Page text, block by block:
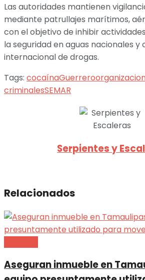
Las autoridades mantienen
mediante patrullajes marítimos,
con el objetivo de inhibir
la seguridad en aguas nacionales
internacional de drogas.
Tags: cocaínaGuerrero
criminalesSEMAR
Serpientes y
Relacionados
Aseguran inmueble en